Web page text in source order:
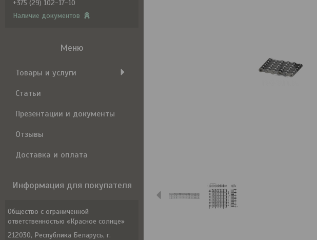
+375 (29) 102-17-10
Наличие документов
Товары и услуги
Статьи
Презентации и документы
Отзывы
Доставка и оплата
Информация для покупателя
Общество с ограниченной
ответственностью «Красное солнце»
212030, Республика Беларусь, г.